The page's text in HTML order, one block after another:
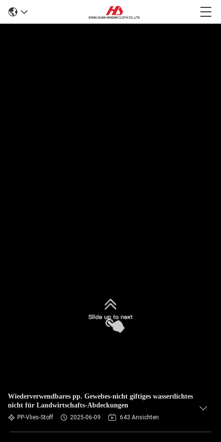
Wiederverwendbares pp. Gewebes-nicht giftiges wasserdichtes
nicht für Landwirtschafts-Abdeckungen
PP-Vlies-Stoff 2025-06-09 643 Ansichten